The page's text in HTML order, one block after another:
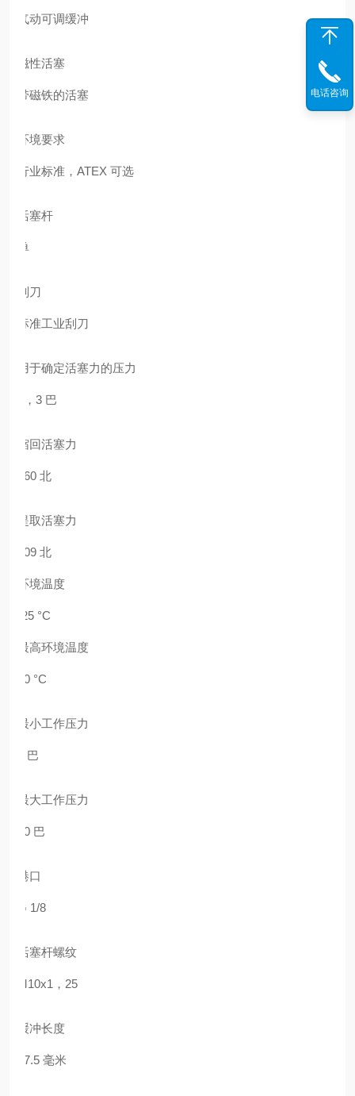
气动可调缓冲
磁性活塞
带磁铁的活塞
环境要求
行业标准，ATEX 可选
活塞杆
单
刮刀
标准工业刮刀
用于确定活塞力的压力
6，3 巴
缩回活塞力
260 北
提取活塞力
309 北
环境温度
-25 °C
最高环境温度
80 °C
最小工作压力
1 巴
最大工作压力
10 巴
港口
G 1/8
活塞杆螺纹
M10x1，25
缓冲长度
17.5 毫米
电话咨询